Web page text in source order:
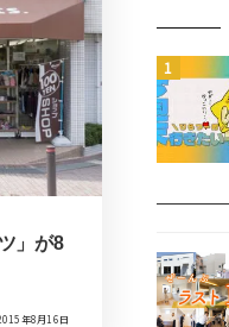
」が8
年8月16日